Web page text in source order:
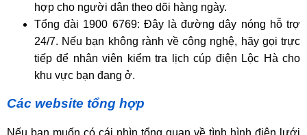
hợp cho người dân theo dõi hàng ngày.
Tổng đài 1900 6769: Đây là đường dây nóng hỗ trợ
24/7. Nếu bạn không rành về công nghệ, hãy gọi trực
tiếp để nhân viên kiểm tra lịch cúp điện Lộc Hà cho
khu vực bạn đang ở.
Các website tổng hợp
Nếu bạn muốn có cái nhìn tổng quan về tình hình điện lưới